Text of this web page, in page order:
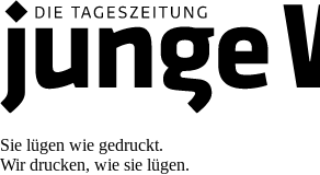
Sie lügen wie gedruckt.
Wir drucken, wie sie lügen.